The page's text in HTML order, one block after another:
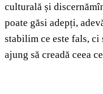
culturală și
poate găsi adepți,
stabilim ce este fals, ci
ajung să creadă ceea